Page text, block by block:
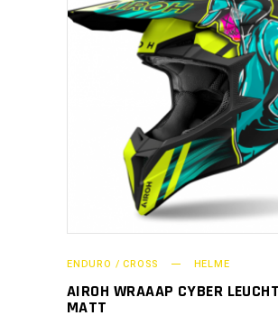
ENDURO / CROSS HELME
AIROH WRAAAP CYBER
MATT